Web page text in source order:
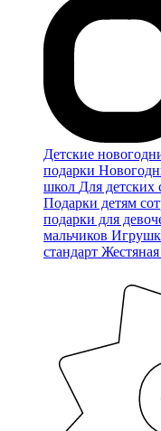
Детские
подарки
школ Для детских
Подарки детям
подарки для
мальчиков
стандарт Жестяная